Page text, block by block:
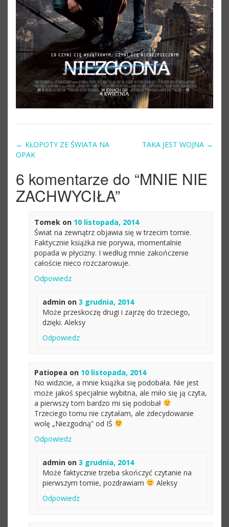
Post navigation
← KŁOPOTY ZE ŚWIATA NA
OPAK
TAKA JEST WOJNA →
6 komentarze do “MNIE NIE
ZACHWYCIŁA”
Tomekon 10 listopada, 2014
Świat na zewnątrz objawia się w trzecim tomie.
Faktycznie książka nie porywa, momentalnie
popada w płycizny. I według mnie zakończenie
całoście nieco rozczarowuje.
Odpowiedz
adminon 3 grudnia, 2014
Może przeskoczę drugi i zajrzę do trzeciego,
dzięki. Aleksy
Odpowiedz
Patiopea on 10 listopada, 2014
No widzicie, a mnie książka się podobała. Nie jest
może jakoś specjalnie wybitna, ale miło się ją czyta,
a pierwszy tom bardzo mi się podobał
Trzeciego tomu nie czytałam, ale zdecydowanie
wolę „Niezgodną” od IŚ
Odpowiedz
adminon 3 grudnia, 2014
Może faktycznie trzeba skończyć czytanie na
pierwszym tomie, pozdrawiam
Aleksy
Odpowiedz